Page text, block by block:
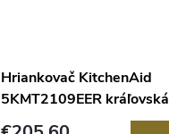
Hriankovač KitchenAid
5KMT2109EER kráľovská
červená